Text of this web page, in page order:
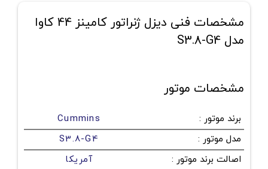
مشخصات فنی دیزل ژنراتور کامینز 44 کاوا
مدل S3.8-G4
مشخصات موتور
برند موتور :
Cummins
مدل موتور :
S3.8-G4
اصالت برند موتور :
آمریکا